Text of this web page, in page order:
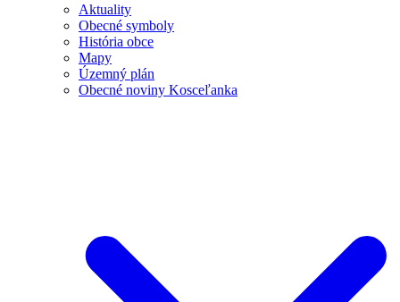
Aktuality
Obecné symboly
História obce
Mapy
Územný plán
Obecné noviny Kosceľanka